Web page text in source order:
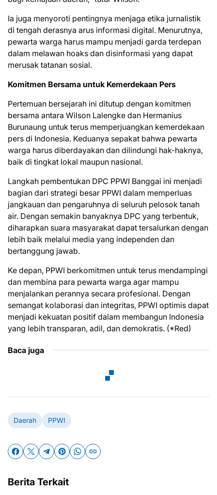
Ia juga menyoroti pentingnya menjaga etika jurnalistik
di tengah derasnya arus informasi digital. Menurutnya,
pewarta warga harus mampu menjadi garda terdepan
dalam melawan hoaks dan disinformasi yang dapat
merusak tatanan sosial.
Komitmen Bersama untuk Kemerdekaan Pers
Pertemuan bersejarah ini ditutup dengan komitmen
bersama antara Wilson Lalengke dan Hermanius
Burunaung untuk terus memperjuangkan kemerdekaan
pers di Indonesia. Keduanya sepakat bahwa pewarta
warga harus diberdayakan dan dilindungi hak-haknya,
baik di tingkat lokal maupun nasional.
Langkah pembentukan DPC PPWI Banggai ini menjadi
bagian dari strategi besar PPWI dalam memperluas
jangkauan dan pengaruhnya di seluruh pelosok tanah
air. Dengan semakin banyaknya DPC yang terbentuk,
diharapkan suara masyarakat dapat tersalurkan dengan
lebih baik melalui media yang independen dan
bertanggung jawab.
Ke depan, PPWI berkomitmen untuk terus mendampingi
dan membina para pewarta warga agar mampu
menjalankan perannya secara profesional. Dengan
semangat kolaborasi dan integritas, PPWI optimis dapat
menjadi kekuatan positif dalam membangun Indonesia
yang lebih transparan, adil, dan demokratis. (*Red)
Baca juga
Daerah PPWI
Berita Terkait